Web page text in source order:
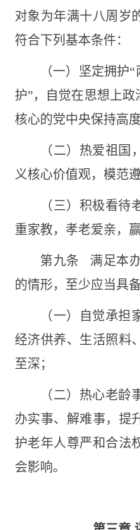
对象为年满十八周岁
符合下列基本条件：
（一）坚定拥护
护”，自觉在思想上
核心的党中央保持高度
（二）热爱祖国
义核心价值观，模范
（三）积极看待
重家教，孝老爱亲，
第九条 满足本
的情形，至少应当具
（一）自觉承
经济供养、生活照料
至深；
（二）热心老龄
办实事、解难事，提
护老年人尊严和合法
会影响。